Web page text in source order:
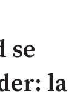
se
la